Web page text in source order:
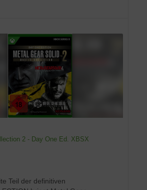
2 - Day One Ed. XBSX
Teil der definitiven